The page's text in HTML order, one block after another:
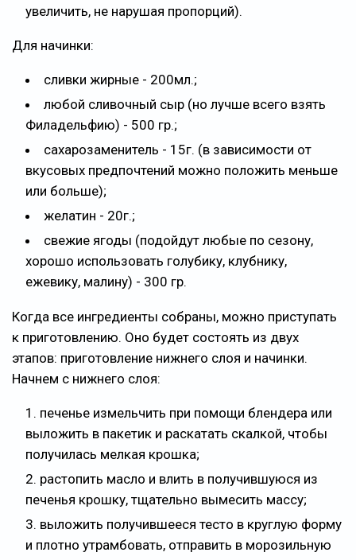
увеличить, не нарушая пропорций).
Для начинки:
сливки жирные - 200мл.;
любой сливочный сыр (но лучше всего взять
Филадельфию) - 500 гр.;
сахарозаменитель - 15г. (в зависимости от
вкусовых предпочтений можно положить меньше
или больше);
желатин - 20г.;
свежие ягоды (подойдут любые по сезону,
хорошо использовать голубику, клубнику,
ежевику, малину) - 300 гр.
Когда все ингредиенты собраны, можно приступать
к приготовлению. Оно будет состоять из двух
этапов: приготовление нижнего слоя и начинки.
Начнем с нижнего слоя:
печенье измельчить при помощи блендера или
выложить в пакетик и раскатать скалкой, чтобы
получилась мелкая крошка;
растопить масло и влить в получившуюся из
печенья крошку, тщательно вымесить массу;
выложить получившееся тесто в круглую форму
и плотно утрамбовать, отправить в морозильную